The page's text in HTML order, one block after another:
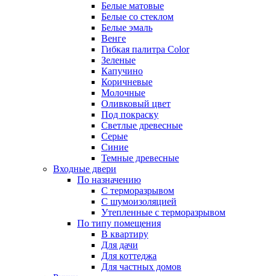
Белые матовые
Белые со стеклом
Белые эмаль
Венге
Гибкая палитра Color
Зеленые
Капучино
Коричневые
Молочные
Оливковый цвет
Под покраску
Светлые древесные
Серые
Синие
Темные древесные
Входные двери
По назначению
С терморазрывом
С шумоизоляцией
Утепленные с терморазрывом
По типу помещения
В квартиру
Для дачи
Для коттеджа
Для частных домов